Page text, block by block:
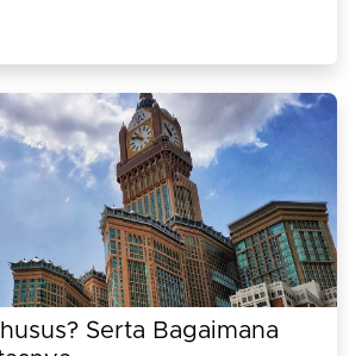
Serta Bagaimana